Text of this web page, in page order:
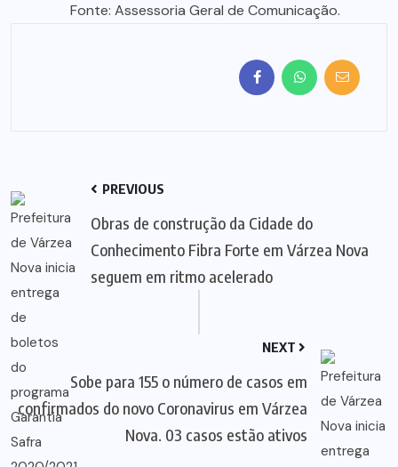
Fonte: Assessoria Geral de Comunicação.
PREVIOUS
Obras de construção da Cidade do
Conhecimento Fibra Forte em Várzea Nova
seguem em ritmo acelerado
NEXT
Sobe para 155 o número de casos em
confirmados do novo Coronavirus em Várzea
Nova. 03 casos estão ativos